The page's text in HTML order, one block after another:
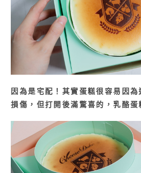
因為是宅配！其實蛋糕很容易因
損傷，但打開後滿驚喜的，乳酪蛋